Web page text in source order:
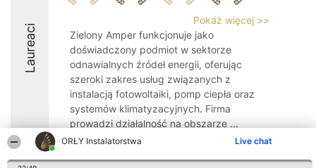
ORŁY Instalatorstwa Live chat
Laureaci
Pokaż więcej >>
Zielony Amper funkcjonuje jako
doświadczony podmiot w sektorze
odnawialnych źródeł energii, oferując
szeroki zakres usług związanych z
instalacją fotowoltaiki, pomp ciepła oraz
systemów klimatyzacyjnych. Firma
prowadzi działalność na obszarze ...
10